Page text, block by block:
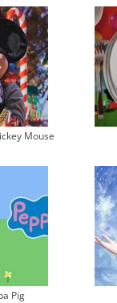
Mouse
Pig